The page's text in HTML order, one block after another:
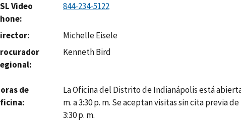
Video
844-234-5122
Michelle Eisele
Kenneth Bird
de
La Oficina del Distrito de Indianápolis está abierta
m. a 3:30 p. m. Se aceptan visitas sin cita previa de
3:30 p. m.